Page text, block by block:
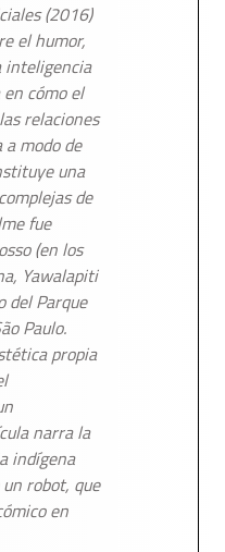
(2016)
el humor,
inteligencia
cómo el
relaciones
modo de
una
de
fue
(en los
Yawalapiti
del Parque
Paulo.
propia
narra la
indígena
robot, que
en